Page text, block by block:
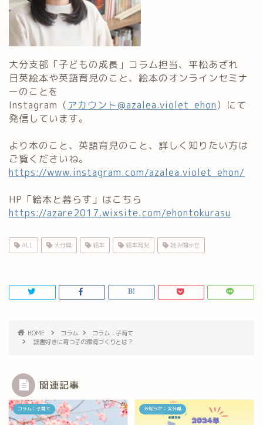
大分支部「子どもの成長」コラム担当、平松あざれ
日英絵本や英語育児のこと、絵本のオンラインセミナ
ーのことを
Instagram（ アカウント@azalea.violet_ehon）にて
発信しています。
より本のこと、英語育児のこと、詳しく知りたい方は
ご覧くださいね。
https://www.instagram.com/azalea.violet_ehon/
HP「絵本と暮らす」はこちら
https://azare2017.wixsite.com/ehontokurasu
ALL 大分県 絵本 絵本育児 読み聞かせ
HOME コラム
コラム：子育て
読書好きに育つ子の環境づくりとは？
関連記事
コラム：子育て お知らせ：大分県